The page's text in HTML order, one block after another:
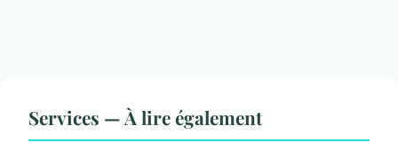
Services — À lire également